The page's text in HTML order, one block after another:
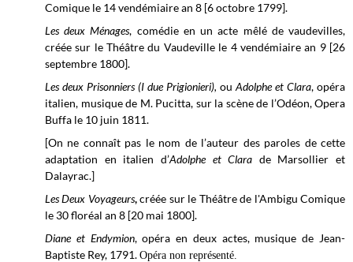
Comique le 14 vendémiaire an 8 [6 octobre 1799].
Les deux Ménages, comédie en un acte mêlé de vaudevilles,
créée sur leThéâtre du Vaudeville le 4 vendémiaire an 9 [26
septembre 1800].
Les deux Prisonniers (I due Prigionieri), ou Adolphe et Clara, opéra
italien, musique de M. Pucitta, sur la scène de l’Odéon, Opera
Buffa le 10 juin 1811.
[On ne connaît pas le nom de l’auteur des paroles de cette
adaptation en italien d’Adolphe et Clara de Marsollier et
Dalayrac.]
Les Deux Voyageurs,créée sur le Théâtre de l'Ambigu Comique
le 30 floréal an 8 [20 mai 1800].
Diane et Endymion, opéra en deux actes, musique de Jean-
Baptiste Rey, 1791. Opéra non représenté.